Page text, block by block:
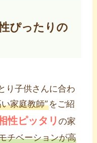
ぴったりの
り子供さんに合わ
家庭教師”をご紹
性ピッタリの家
チベーションが高